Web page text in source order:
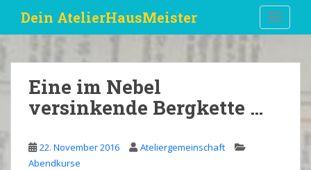
i
t
n
Dein AtelierHausMeister
Eine im Nebel
versinkende Bergkette …
22. November 2016
Ateliergemeinschaft
Abendkurse